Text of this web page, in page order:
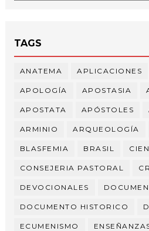
TAGS
ANATEMA APLICACIONES
APOLOGÍA APOSTASIA
APOSTATA APÓSTOLES
ARMINIO ARQUEOLOGÍA
BLASFEMIA BRASIL
CONSEJERIA PASTORAL
DEVOCIONALES
DOCUMENTO HISTORICO
ECUMENISMO